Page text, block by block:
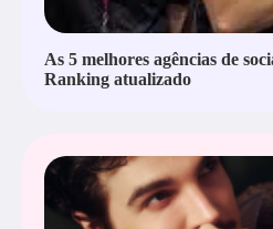
As 5 melhores agências de
Ranking atualizado